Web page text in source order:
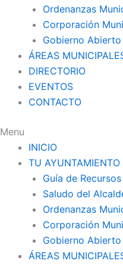
Ordenanzas
Corporación
Gobierno Abierto
ÁREAS
DIRECTORIO
EVENTOS
CONTACTO
Menu
INICIO
TU AYUNTAMIENTO
Guía de
Saludo del
Ordenanzas
Corporación
Gobierno Abierto
ÁREAS